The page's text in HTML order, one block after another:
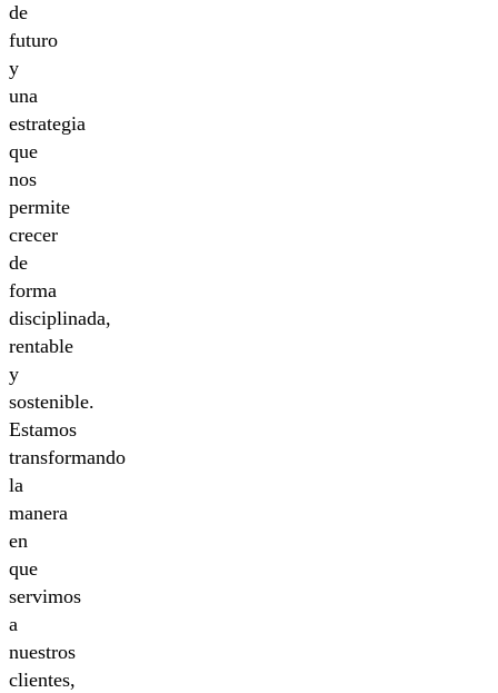
de
futuro
y
una
estrategia
que
nos
permite
crecer
de
forma
disciplinada,
rentable
y
sostenible.
Estamos
transformando
la
manera
en
que
servimos
a
nuestros
clientes,